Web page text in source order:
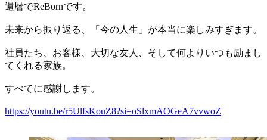
還暦でReBornです。
未来から振り返る、「今の人生」が本当に楽しみすぎます。
社員たち、お客様、大切な友人、そして何よりいつも励まし
てくれる家族。
すべてに感謝します。
https://youtu.be/r5UlfsKouZ8?si=oSlxmAOGeA7vvwoZ